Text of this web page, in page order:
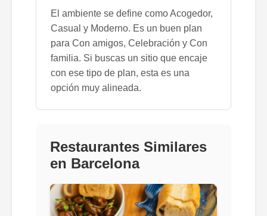
El ambiente se define como Acogedor,
Casual y Moderno. Es un buen plan
para Con amigos, Celebración y Con
familia. Si buscas un sitio que encaje
con ese tipo de plan, esta es una
opción muy alineada.
Restaurantes Similares
en Barcelona